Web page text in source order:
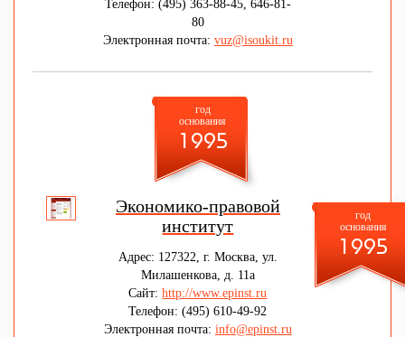
Телефон: (495) 363-88-45, 646-81-
80
Электронная почта: vuz@isoukit.ru
год
основания
1995
Экономико-правовой
институт
Адрес: 127322, г. Москва, ул.
Милашенкова, д. 11а
Сайт:http://www.epinst.ru
Телефон: (495) 610-49-92
Электронная почта: info@epinst.ru
год
основания
1995